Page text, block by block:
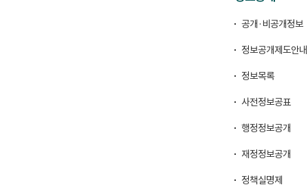
공개·비공개정보
정보공개제도안내
정보목록
사전정보공표
행정정보공개
재정정보공개
정책실명제